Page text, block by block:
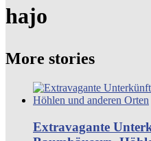
hajo
More stories
Extravagante